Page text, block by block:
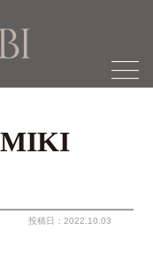
menu
投稿日：2022.10.03